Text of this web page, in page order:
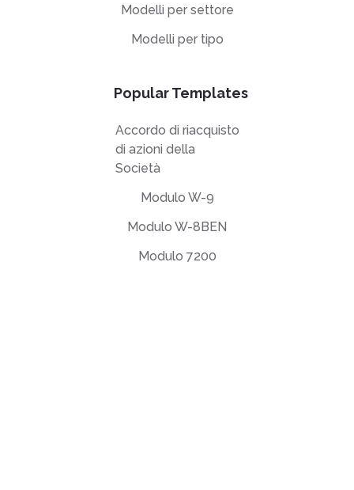
Modelli per settore
Modelli per tipo
Popular Templates
Accordo di riacquisto
di azioni della
Società
Modulo W-9
Modulo W-8BEN
Modulo 7200